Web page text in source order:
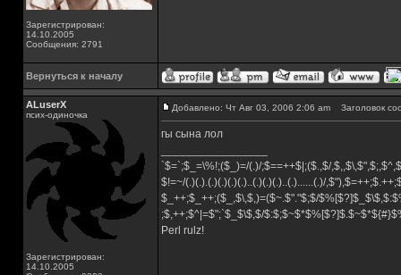
Зарегистрирован:
14.10.2005
Сообщения: 2791
Вернуться к началу
ALuserX
псих-одиночка
Зарегистрирован:
14.10.2005
Добавлено: Чт Авг 03, 2006 2:06 am Заголовок
гы сына лол
`$=`;$_=\%!;($_)=/(.)/;$==++$|;($.,$/
$!=~/(.)(.).(.)(.)(.)(.)..(.)(.)(.)..(.)......(.)/
$_++;$_++;($_,$\,$,)=($~.$"."$;$/
;$,++;$^|=$";`$_$\$,$/
Perl rulz!